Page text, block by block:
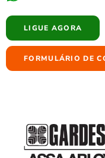
LIGUE AGORA
FORMULÁRIO DE